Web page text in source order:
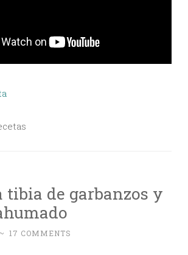
tibia de garbanzos y
~ 17 COMMENTS